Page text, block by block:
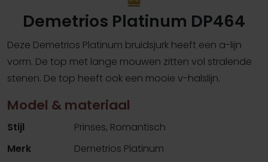
Demetrios Platinum DP464
Deze Demetrios Platinum bruidsjurk heeft een a-lijn
vorm. De top met lange mouwen zitten vol stralende
stenen. De top heeft ook een mooie v-halslijn.
Model & materiaal
Stijl
Prinses, Romantisch
Merk
Demetrios Platinum